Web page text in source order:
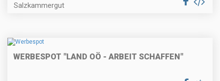
Salzkammergut
WERBESPOT "LAND OÖ - ARBEIT SCHAFFEN"